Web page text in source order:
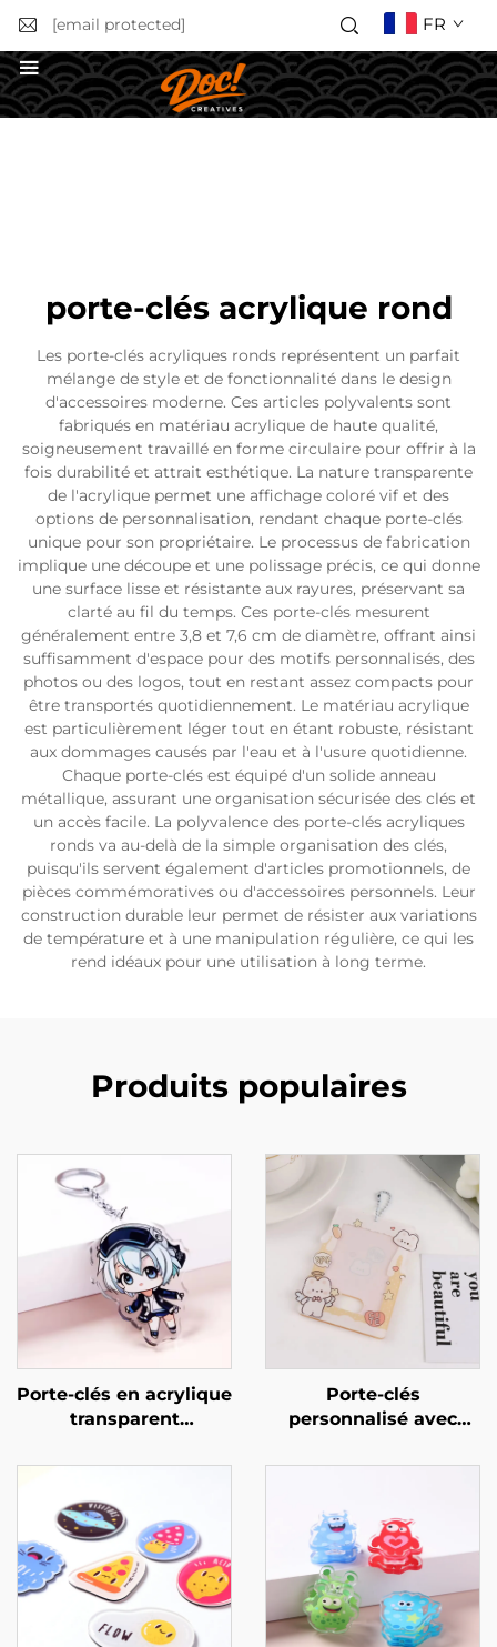
[email protected] FR
porte-clés acrylique rond
Les porte-clés acryliques ronds représentent un parfait
mélange de style et de fonctionnalité dans le design
d'accessoires moderne. Ces articles polyvalents sont
fabriqués en matériau acrylique de haute qualité,
soigneusement travaillé en forme circulaire pour offrir à la
fois durabilité et attrait esthétique. La nature transparente
de l'acrylique permet une affichage coloré vif et des
options de personnalisation, rendant chaque porte-clés
unique pour son propriétaire. Le processus de fabrication
implique une découpe et une polissage précis, ce qui donne
une surface lisse et résistante aux rayures, préservant sa
clarté au fil du temps. Ces porte-clés mesurent
généralement entre 3,8 et 7,6 cm de diamètre, offrant ainsi
suffisamment d'espace pour des motifs personnalisés, des
photos ou des logos, tout en restant assez compacts pour
être transportés quotidiennement. Le matériau acrylique
est particulièrement léger tout en étant robuste, résistant
aux dommages causés par l'eau et à l'usure quotidienne.
Chaque porte-clés est équipé d'un solide anneau
métallique, assurant une organisation sécurisée des clés et
un accès facile. La polyvalence des porte-clés acryliques
ronds va au-delà de la simple organisation des clés,
puisqu'ils servent également d'articles promotionnels, de
pièces commémoratives ou d'accessoires personnels. Leur
construction durable leur permet de résister aux variations
de température et à une manipulation régulière, ce qui les
rend idéaux pour une utilisation à long terme.
Produits populaires
Porte-clés en acrylique
transparent
Porte-clés
personnalisé avec
pour photo de carte